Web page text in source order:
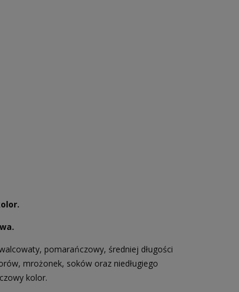
pomarańczowy, średniej długości
mrożonek, soków oraz niedługiego
kolor.